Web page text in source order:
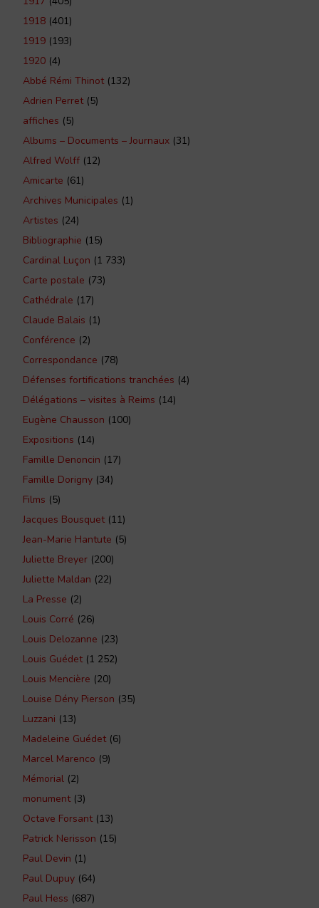
1918 (401)
1919 (193)
1920 (4)
Abbé Rémi Thinot(132)
Adrien Perret(5)
affiches (5)
Albums – Documents – Journaux (31)
Alfred Wolff (12)
Amicarte (61)
Archives Municipales (1)
Artistes (24)
Bibliographie (15)
Cardinal Luçon (1 733)
Carte postale (73)
Cathédrale (17)
Claude Balais (1)
Conférence (2)
Correspondance (78)
Défenses fortifications tranchées (4)
Délégations – visites à Reims (14)
Eugène Chausson (100)
Expositions (14)
Famille Denoncin (17)
Famille Dorigny (34)
Films (5)
Jacques Bousquet(11)
Jean-Marie Hantute (5)
Juliette Breyer (200)
Juliette Maldan (22)
La Presse (2)
Louis Corré (26)
Louis Delozanne (23)
Louis Guédet(1 252)
Louis Mencière (20)
Louise Dény Pierson (35)
Luzzani (13)
Madeleine Guédet(6)
Marcel Marenco (9)
Mémorial (2)
monument(3)
Octave Forsant(13)
Patrick Nerisson (15)
Paul Devin (1)
Paul Dupuy (64)
Paul Hess (687)